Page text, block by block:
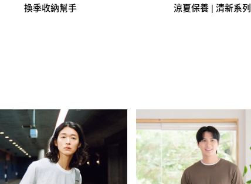
換季收納幫手 涼夏保養 | 清新系列